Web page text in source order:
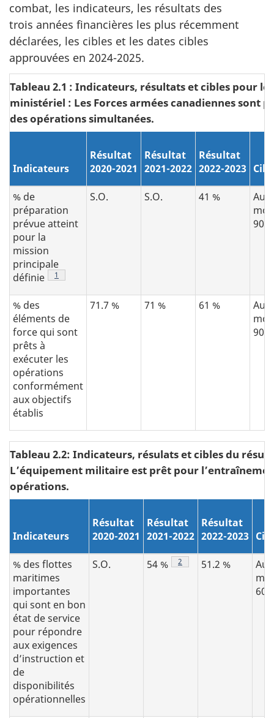
combat, les indicateurs, les résultats des
trois années financières les plus récemment
déclarées, les cibles et les dates cibles
approuvées en 2024-2025.
Tableau 2.1 : Indicateurs, résultats et cibles pour
ministériel : Les Forces armées canadiennes sont
des opérations simultanées.
Indicateurs
Résultat
2020-2021
Résultat
2021-2022
Résultat
2022-2023
% de
préparation
prévue atteint
pour la
mission
principale
définie
Note de bas de page
1
S.O. S.O. 41 %
Au
90 %
% des
éléments de
force qui sont
prêts à
exécuter les
opérations
conformément
aux objectifs
établis
71.7 % 71 % 61 %
Au
90 %
Tableau 2.2: Indicateurs, résulats et cibles du
L’équipement militaire est prêt pour
opérations.
Indicateurs
Résultat
2020-2021
Résultat
2021-2022
Résultat
2022-2023
% des flottes
maritimes
importantes
qui sont en bon
état de service
pour répondre
aux exigences
d’instruction et
de
disponibilités
opérationnelles
S.O. 54 % Note de bas de page
2 51.2 %
Au
60